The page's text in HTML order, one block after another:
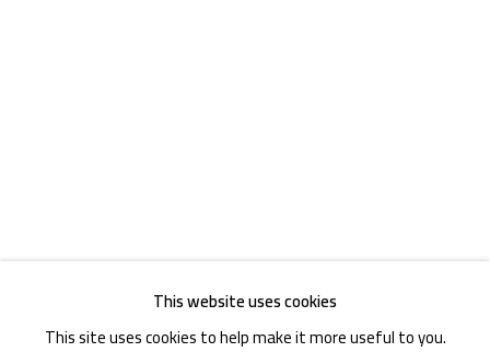
This website uses cookies
This site uses cookies to help make it more useful to you.